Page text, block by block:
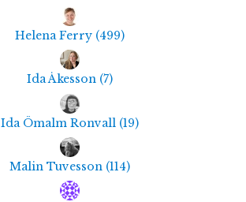
Helena Ferry (499)
Ida Åkesson (7)
Ida Ömalm Ronvall (19)
Malin Tuvesson (114)